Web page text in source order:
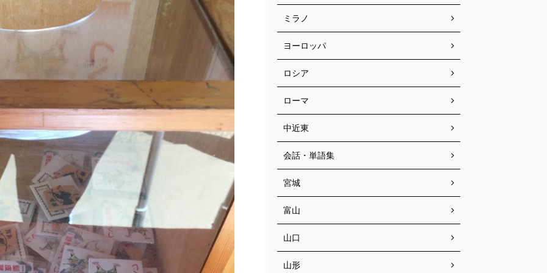
ミラノ
ヨーロッパ
ロシア
ローマ
中近東
会話・単語集
宮城
富山
山口
山形